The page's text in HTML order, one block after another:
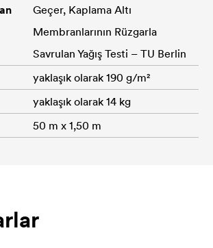
Geçer, Kaplama Altı
Membranlarının Rüzgarla
Savrulan Yağış Testi – TU Berlin
yaklaşık olarak 190 g/m²
yaklaşık olarak 14 kg
50 m x 1,50 m